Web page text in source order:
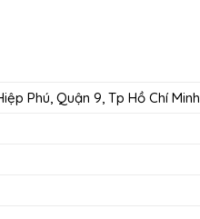
Phú, Quận 9, Tp Hồ Chí Minh